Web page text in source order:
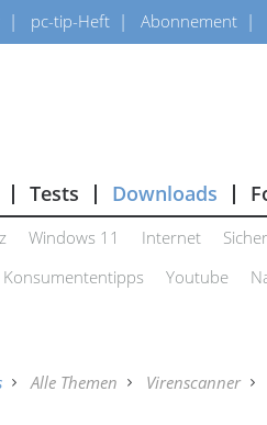
pc-tip-Heft Abonnement
Tests Downloads
Windows 11 Internet
Konsumententipps Youtube
Alle Themen Virenscanner